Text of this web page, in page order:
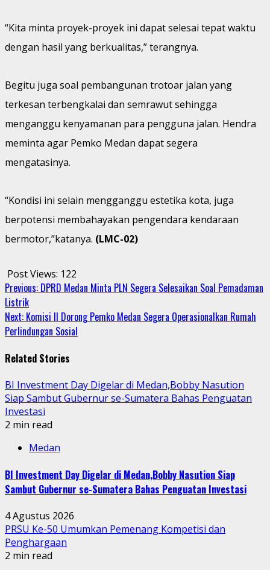
“Kita minta proyek-proyek ini dapat selesai tepat waktu
dengan hasil yang berkualitas,” terangnya.
Begitu juga soal pembangunan trotoar jalan yang
terkesan terbengkalai dan semrawut sehingga
menganggu kenyamanan para pengguna jalan. Hendra
meminta agar Pemko Medan dapat segera
mengatasinya.
“Kondisi ini selain mengganggu estetika kota, juga
berpotensi membahayakan pengendara kendaraan
bermotor,”katanya. (LMC-02)
Post Views: 122
Continue
Reading
Previous: DPRD Medan Minta PLN Segera Selesaikan Soal Pemadaman
Listrik
Next: Komisi II Dorong Pemko Medan Segera Operasionalkan Rumah
Perlindungan Sosial
Related Stories
BI Investment Day Digelar di Medan,Bobby Nasution
Siap Sambut Gubernur se-Sumatera Bahas Penguatan
Investasi
2 min read
Medan
BI Investment Day Digelar di Medan,Bobby Nasution Siap
Sambut Gubernur se-Sumatera Bahas Penguatan Investasi
4 Agustus 2026
PRSU Ke-50 Umumkan Pemenang Kompetisi dan
Penghargaan
2 min read